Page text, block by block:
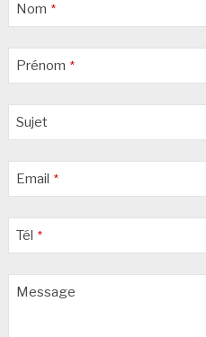
Email
Nom *
Prénom *
Sujet
Email *
Tél *
Message